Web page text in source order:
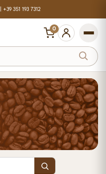
+39 351 193 7312
0